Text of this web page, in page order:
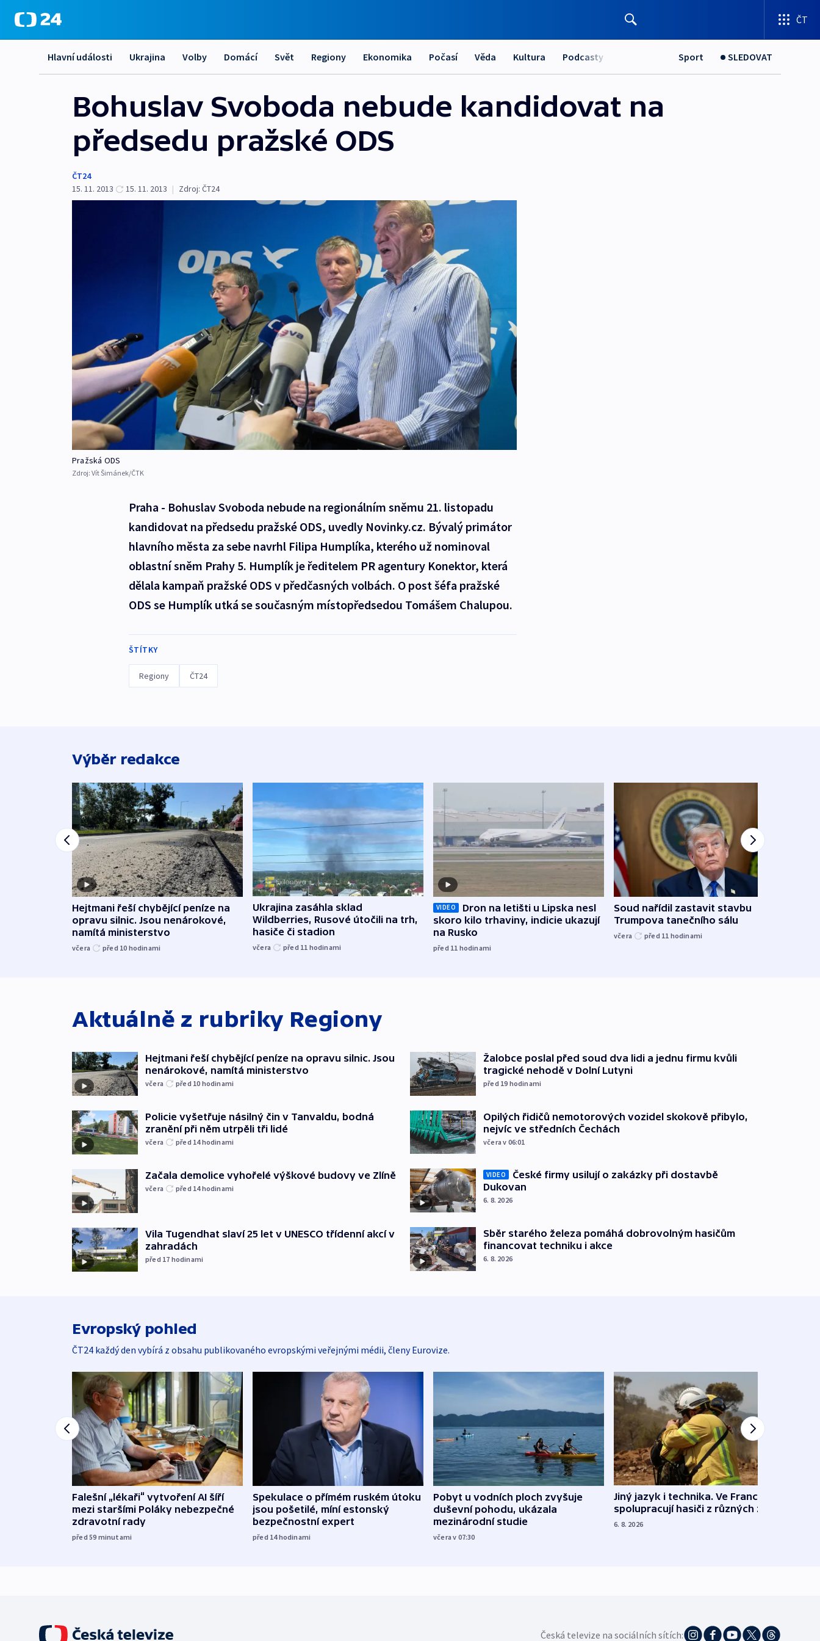
ČT
Hlavní události Ukrajina Volby Domácí Svět Regiony Ekonomika Počasí Věda Kultura Podcasty Sport SLEDOVAT
Bohuslav Svoboda nebude kandidovat na
předsedu pražské ODS
ČT24
15. 11. 2013
15. 11. 2013 | Zdroj: ČT24
Pražská ODS
Zdroj: Vít Šimánek/ČTK
Praha - Bohuslav Svoboda nebude na regionálním sněmu 21. listopadu
kandidovat na předsedu pražské ODS, uvedly Novinky.cz. Bývalý primátor
hlavního města za sebe navrhl Filipa Humplíka, kterého už nominoval
oblastní sněm Prahy 5. Humplík je ředitelem PR agentury Konektor, která
dělala kampaň pražské ODS v předčasných volbách. O post šéfa pražské
ODS se Humplík utká se současným místopředsedou Tomášem Chalupou.
ŠTÍTKY
Regiony ČT24
Výběr redakce
Hejtmani řeší chybějící peníze na
opravu silnic. Jsou nenárokové,
namítá ministerstvo
včera před 10 hodinami
Ukrajina zasáhla sklad
Wildberries, Rusové útočili na trh,
hasiče či stadion
včera před 11 hodinami
VIDEO
Dron na letišti u Lipska nesl
skoro kilo trhaviny, indicie ukazují
na Rusko
před 11 hodinami
Soud nařídil zastavit stavbu
Trumpova tanečního sálu
včera před 11 hodinami
Aktuálně z rubriky Regiony
Hejtmani řeší chybějící peníze na opravu silnic. Jsou
nenárokové, namítá ministerstvo
včera před 10 hodinami
Policie vyšetřuje násilný čin v Tanvaldu, bodná
zranění při něm utrpěli tři lidé
včera před 14hodinami
Začala demolice vyhořelé výškové budovy ve Zlíně
včera před 14hodinami
Vila Tugendhat slaví 25 let v UNESCO třídenní akcí v
zahradách
před 17 hodinami
Žalobce poslal před soud dva lidi a jednu firmu kvůli
tragické nehodě v Dolní Lutyni
před 19 hodinami
Opilých řidičů nemotorových vozidel skokově přibylo,
nejvíc ve středních Čechách
včera v 06:01
VIDEO
České firmy usilují o zakázky při dostavbě
Dukovan
6. 8. 2026
Sběr starého železa pomáhá dobrovolným hasičům
financovat techniku i akce
6. 8. 2026
Evropský pohled
ČT24 každý den vybírá z obsahu publikovaného evropskými veřejnými médii, členy Eurovize.
Falešní „lékaři“ vytvoření AI šíří
mezi staršími Poláky nebezpečné
zdravotní rady
před 59 minutami
Spekulace o přímém ruském útoku
jsou pošetilé, míní estonský
bezpečnostní expert
před 14hodinami
Pobyt u vodních ploch zvyšuje
duševní pohodu, ukázala
mezinárodní studie
včera v 07:30
Jiný jazyk i technika. Ve Francii
spolupracují hasiči z různých zemí
6. 8. 2026
Česká televize na sociálních sítích: